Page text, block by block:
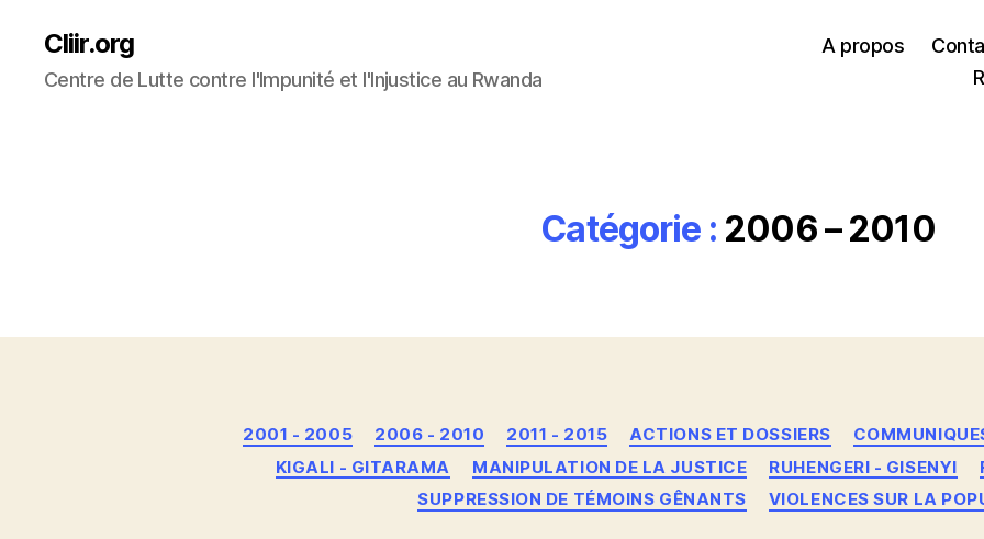
Cliir.org
Centre de Lutte contre l'Impunité et l'Injustice au Rwanda
A propos
Catégorie : 2006 – 2010
Catégories
2001 - 2005 2006 - 2010 2011 - 2015 ACTIONS ET DOSSIERS
KIGALI - GITARAMA
MANIPULATION DE LA JUSTICE RUHENGERI - GISENYI
SUPPRESSION DE TÉMOINS GÊNANTS
VIOLENCES SUR LA